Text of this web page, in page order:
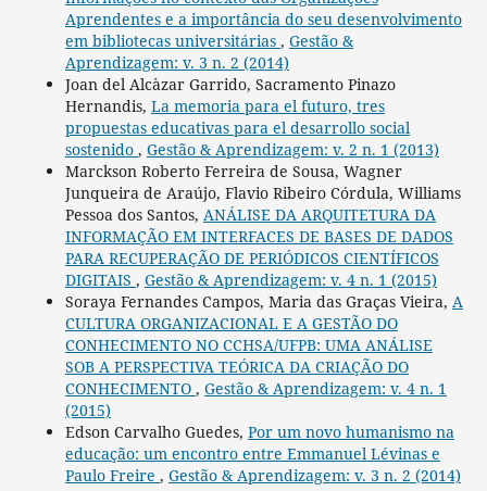
Aprendentes e a importância do seu desenvolvimento
em bibliotecas universitárias , Gestão &
Aprendizagem: v. 3 n. 2 (2014)
Joan del Alcàzar Garrido, Sacramento Pinazo
Hernandis, La memoria para el futuro, tres
propuestas educativas para el desarrollo social
sostenido , Gestão & Aprendizagem: v. 2 n. 1 (2013)
Marckson Roberto Ferreira de Sousa, Wagner
Junqueira de Araújo, Flavio Ribeiro Córdula, Williams
Pessoa dos Santos, ANÁLISE DA ARQUITETURA DA
INFORMAÇÃO EM INTERFACES DE BASES DE DADOS
PARA RECUPERAÇÃO DE PERIÓDICOS CIENTÍFICOS
DIGITAIS , Gestão & Aprendizagem: v. 4 n. 1 (2015)
Soraya Fernandes Campos, Maria das Graças Vieira, A
CULTURA ORGANIZACIONAL E A GESTÃO DO
CONHECIMENTO NO CCHSA/UFPB: UMA ANÁLISE
SOB A PERSPECTIVA TEÓRICA DA CRIAÇÃO DO
CONHECIMENTO , Gestão & Aprendizagem: v. 4 n. 1
(2015)
Edson Carvalho Guedes, Por um novo humanismo na
educação: um encontro entre Emmanuel Lévinas e
Paulo Freire , Gestão & Aprendizagem: v. 3 n. 2 (2014)